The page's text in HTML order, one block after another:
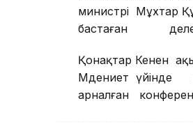
министрі Мұхтар
бастаған
Қонақтар Кенен
Мәдениет үйінде
арналған